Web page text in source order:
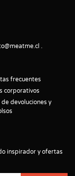
frecuentes
corporativos
de devoluciones y
inspirador y ofertas